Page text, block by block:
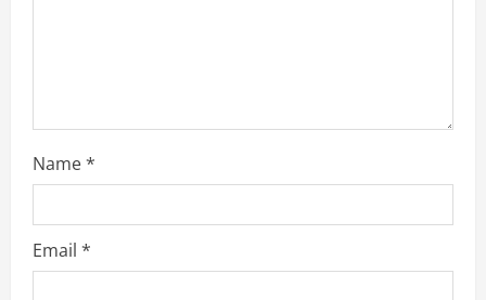
g
Name*
Email *